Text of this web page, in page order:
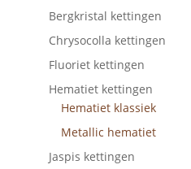
Bergkristal kettingen
Chrysocolla kettingen
Fluoriet kettingen
Hematiet kettingen
Hematiet klassiek
Metallic hematiet
Jaspis kettingen